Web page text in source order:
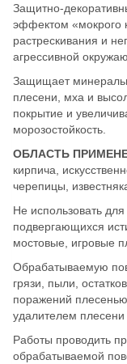
Защитно-
эффектом «мокрого
растрескивания и
агрессивной
Защищает
плесени, мха и
покрытие и
морозостойкость.
ОБЛАСТЬ
кирпича,
черепицы,
Не использовать
подвергающихся
мостовые, игровые
Обрабатываемую
грязи, пыли,
поражений
удалителем плесени
Работы проводить
обрабатываемой